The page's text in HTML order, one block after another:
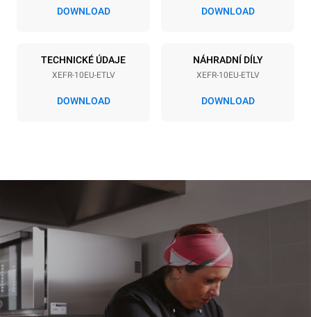
380-415V 3N~ / 220-240V
3~
15,5 kW
50 / 60 Hz NIET INBEGREPEN
konvektomatem. Nepřímé
emise závisí na
energetickém mixu sítě, ke
které je přístroj připojen; ty
lze snížit tím, že se
rozhodnete zakoupit
energii vyrobenou z
obnovitelných
zdrojů.Greenhouse Gas
Protocol
DOWNLOAD DOWNLOAD
TECHNICKÉ ÚDAJE
XEFR-10EU-ETLV
DOWNLOAD
NÁHRADNÍ DÍLY
XEFR-10EU-ETLV
DOWNLOAD